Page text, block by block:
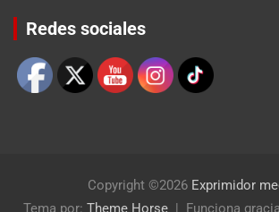
Redes sociales
Copyright ©2026 Exprimidor
Tema por: Theme Horse Funciona